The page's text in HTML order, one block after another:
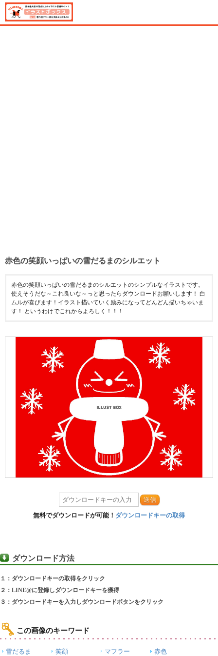
赤色の笑顔いっぱいの雪だるまのシルエット
赤色の笑顔いっぱいの雪だるまのシルエットのシンプルなイラストです。
使えそうだな～これ良いな～っと思ったらダウンロードお願いします！ 白
ムルが喜びます！イラスト描いていく励みになってどんどん描いちゃいま
す！ というわけでこれからよろしく！！！
送信
無料でダウンロードが可能！ ダウンロードキーの取得
ダウンロード方法
１：ダウンロードキーの取得をクリック
２：LINE@に登録しダウンロードキーを獲得
３：ダウンロードキーを入力しダウンロードボタンをクリック
この画像のキーワード
雪だるま 笑顔 マフラー
赤色